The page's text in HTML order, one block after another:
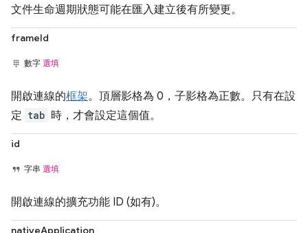
文件生命週期狀態可能在匯入建立後有所變更。
frameId
數字 選填
開啟連線的框架。頂層影格為 0，子影格為正數。只有在設
定 tab 時，才會設定這個值。
id
字串 選填
開啟連線的擴充功能 ID (如有)。
nativeApplication